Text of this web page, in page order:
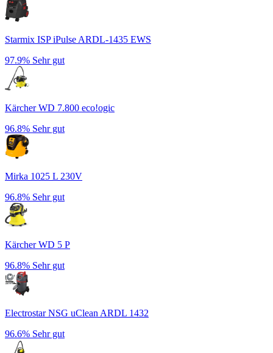
Starmix ISP iPulse ARDL-1435 EWS
97.9% Sehr gut
Kärcher WD 7.800 eco!ogic
96.8% Sehr gut
Mirka 1025 L 230V
96.8% Sehr gut
Kärcher WD 5 P
96.8% Sehr gut
Electrostar NSG uClean ARDL 1432
96.6% Sehr gut